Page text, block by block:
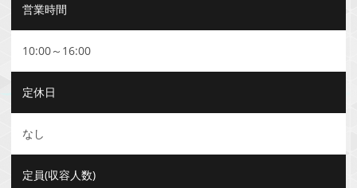
営業時間
10:00～16:00
定休日
なし
定員(収容人数)